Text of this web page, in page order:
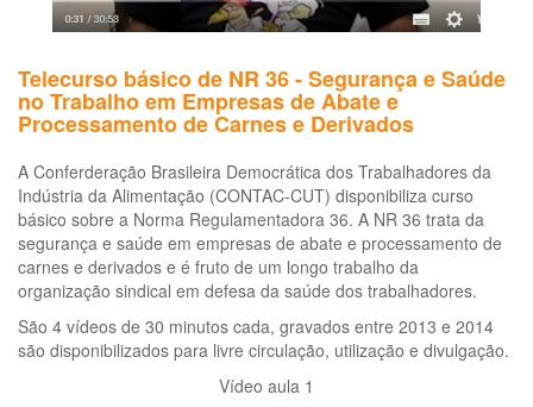
Telecurso básico de NR 36 - Segurança e Saúde
no Trabalho em Empresas de Abate e
Processamento de Carnes e Derivados
A Conferderação Brasileira Democrática dos Trabalhadores da
Indústria da Alimentação (CONTAC-CUT) disponibiliza curso
básico sobre a Norma Regulamentadora 36. A NR 36 trata da
segurança e saúde em empresas de abate e processamento de
carnes e derivados e é fruto de um longo trabalho da
organização sindical em defesa da saúde dos trabalhadores.
São 4 vídeos de 30 minutos cada, gravados entre 2013 e 2014
são disponibilizados para livre circulação, utilização e divulgação.
Vídeo aula 1